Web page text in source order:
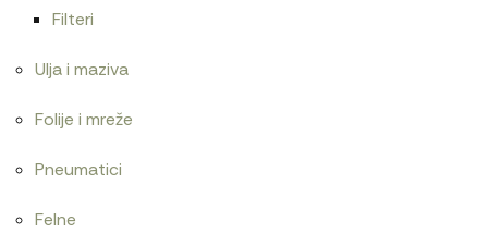
Filteri
Ulja i maziva
Folije i mreže
Pneumatici
Felne